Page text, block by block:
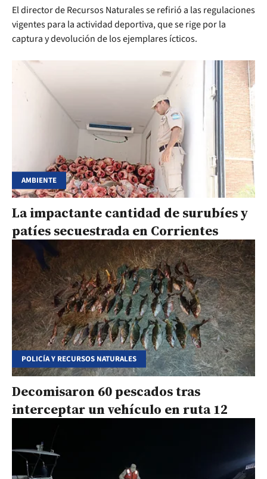
El director de Recursos Naturales se refirió a las regulaciones
vigentes para la actividad deportiva, que se rige por la
captura y devolución de los ejemplares ícticos.
AMBIENTE
La impactante cantidad de surubíes y
patíes secuestrada en Corrientes
POLICÍA Y RECURSOS NATURALES
Decomisaron 60 pescados tras
interceptar un vehículo en ruta 12